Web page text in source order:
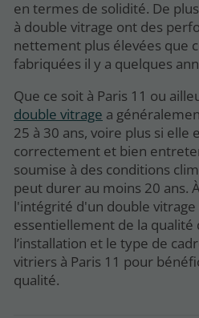
en termes de solidité. De
à double vitrage ont des
nettement plus élevées que
fabriquées il y a quelques
Que ce soit à Paris 11 ou
double vitrage a
25 à 30 ans, voire plus si elle
correctement et bien
soumise à des conditions
peut durer au moins 20 ans.
l'intégrité d'un double
essentiellement de la qualité
l’installation et le type de
vitriers à Paris 11 pour
qualité.